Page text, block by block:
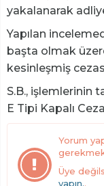
yakalanarak
Yapılan
başta olmak
kesinleşmiş
S.B., işlemlerinin
E Tipi Kapalı
Yorum
Üye
yapın..